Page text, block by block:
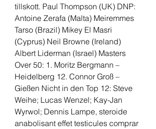
tillskott. Paul Thompson (UK) DNP:
Antoine Zerafa (Malta) Meiremmes
Tarso (Brazil) Mikey El Masri
(Cyprus) Neil Browne (Ireland)
Albert Liderman (Israel) Masters
Over 50: 1. Moritz Bergmann –
Heidelberg 12. Connor Groß –
Gießen Nicht in den Top 12: Steve
Weihe; Lucas Wenzel; Kay-Jan
Wyrwol; Dennis Lampe, steroide
anabolisant effet testicules comprar